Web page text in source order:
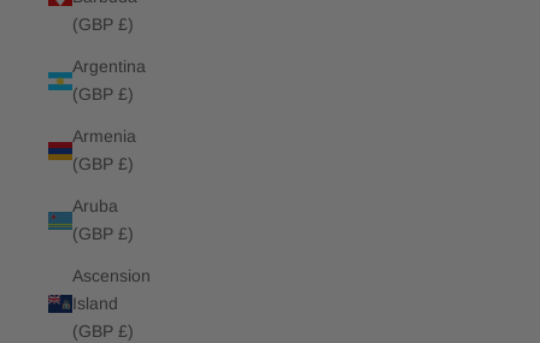
(GBP £)
Argentina
(GBP £)
Armenia
(GBP £)
Aruba
(GBP £)
Ascension
Island
(GBP £)